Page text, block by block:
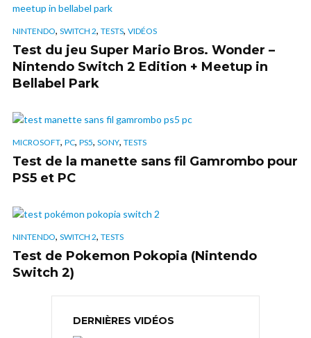
NINTENDO, SWITCH 2, TESTS, VIDÉOS
Test du jeu Super Mario Bros. Wonder –
Nintendo Switch 2 Edition + Meetup in
Bellabel Park
MICROSOFT, PC, PS5, SONY, TESTS
Test de la manette sans fil Gamrombo pour
PS5 et PC
NINTENDO, SWITCH 2, TESTS
Test de Pokemon Pokopia (Nintendo
Switch 2)
DERNIÈRES VIDÉOS